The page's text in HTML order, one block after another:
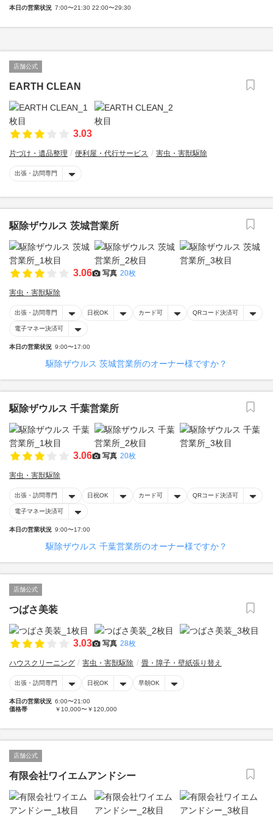
本日の営業状況 7:00〜21:30 22:00〜29:30
店舗公式
EARTH CLEAN
3.03
片づけ・遺品整理 便利屋・代行サービス 害虫・害獣駆除
出張・訪問専門
駆除ザウルス 茨城営業所
3.06 写真 20枚
害虫・害獣駆除
出張・訪問専門 日祝OK カード可 QRコード決済可
電子マネー決済可
本日の営業状況 9:00〜17:00
駆除ザウルス 茨城営業所のオーナー様ですか？
駆除ザウルス 千葉営業所
3.06 写真 20枚
害虫・害獣駆除
出張・訪問専門 日祝OK カード可 QRコード決済可
電子マネー決済可
本日の営業状況 9:00〜17:00
駆除ザウルス 千葉営業所のオーナー様ですか？
店舗公式
つばさ美装
3.03 写真 28枚
ハウスクリーニング 害虫・害獣駆除 畳・障子・壁紙張り替え
出張・訪問専門 日祝OK 早朝OK
本日の営業状況 6:00〜21:00
価格帯
￥10,000〜￥120,000
店舗公式
有限会社ワイエムアンドシー